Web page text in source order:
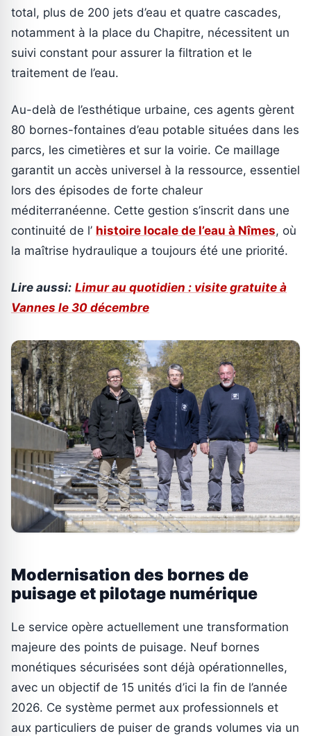
total, plus de 200 jets d’eau et quatre cascades,
notamment à la place du Chapitre, nécessitent un
suivi constant pour assurer la filtration et le
traitement de l’eau.
Au-delà de l’esthétique urbaine, ces agents gèrent
80 bornes-fontaines d’eau potable situées dans les
parcs, les cimetières et sur la voirie. Ce maillage
garantit un accès universel à la ressource, essentiel
lors des épisodes de forte chaleur
méditerranéenne. Cette gestion s’inscrit dans une
continuité de l’ histoire locale de l’eau à Nîmes, où
la maîtrise hydraulique a toujours été une priorité.
Lire aussi: Limur au quotidien : visite gratuite à
Vannes le 30 décembre
Modernisation des bornes de
puisage et pilotage numérique
Le service opère actuellement une transformation
majeure des points de puisage. Neuf bornes
monétiques sécurisées sont déjà opérationnelles,
avec un objectif de 15 unités d’ici la fin de l’année
2026. Ce système permet aux professionnels et
aux particuliers de puiser de grands volumes via un